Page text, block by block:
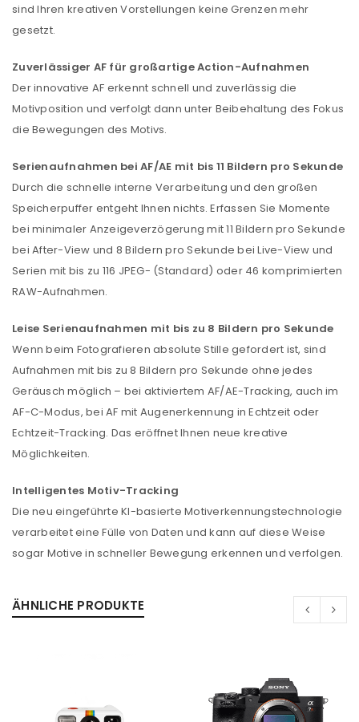
Benutzername oder E-Mail-Adresse
sind Ihren kreativen Vorstellungen keine Grenzen mehr
gesetzt.
Zuverlässiger AF für großartige Action-Aufnahmen
Der innovative AF erkennt schnell und zuverlässig die
Motivposition und verfolgt dann unter Beibehaltung des Fokus
die Bewegungen des Motivs.
Serienaufnahmen bei AF/AE mit bis 11 Bildern pro Sekunde
Durch die schnelle interne Verarbeitung und den großen
Speicherpuffer entgeht Ihnen nichts. Erfassen Sie Momente
bei minimaler Anzeigeverzögerung mit 11 Bildern pro Sekunde
bei After-View und 8 Bildern pro Sekunde bei Live-View und
Serien mit bis zu 116 JPEG- (Standard) oder 46 komprimierten
RAW-Aufnahmen.
Leise Serienaufnahmen mit bis zu 8 Bildern pro Sekunde
Wenn beim Fotografieren absolute Stille gefordert ist, sind
Aufnahmen mit bis zu 8 Bildern pro Sekunde ohne jedes
Geräusch möglich – bei aktiviertem AF/AE-Tracking, auch im
AF-C-Modus, bei AF mit Augenerkennung in Echtzeit oder
Echtzeit-Tracking. Das eröffnet Ihnen neue kreative
Möglichkeiten.
Intelligentes Motiv-Tracking
Die neu eingeführte KI-basierte Motiverkennungstechnologie
verarbeitet eine Fülle von Daten und kann auf diese Weise
sogar Motive in schneller Bewegung erkennen und verfolgen.
ÄHNLICHE PRODUKTE